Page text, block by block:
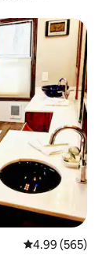
평점 4.99점(5
4.99 (565)